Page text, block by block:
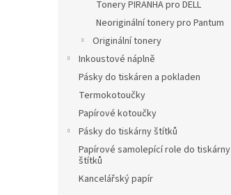
Tonery PIRANHA pro DELL
Neoriginální tonery pro Pantum
Originální tonery
Inkoustové náplně
Pásky do tiskáren a pokladen
Termokotoučky
Papírové kotoučky
Pásky do tiskárny štítků
Papírové samolepící role do tiskárny
štítků
Kancelářský papír